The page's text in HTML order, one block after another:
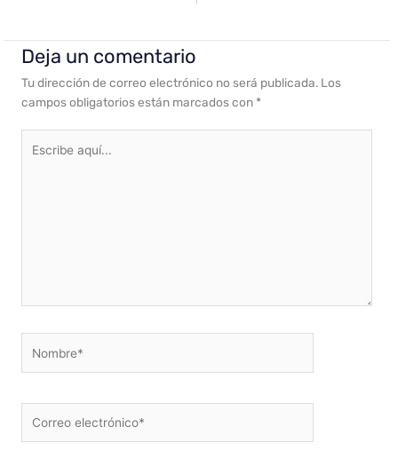
Deja un comentario
Tu dirección de correo electrónico no será publicada. Los
campos obligatorios están marcados con *
aquí...
electrónico*